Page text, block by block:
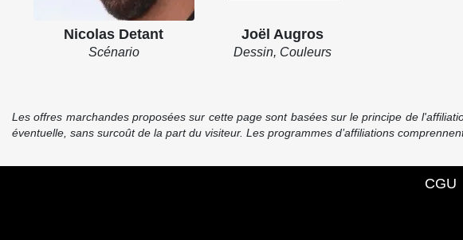
Nicolas Detant
Scénario
Joël Augros
Dessin, Couleurs
Les offres marchandes proposées sur cette page sont basées sur le principe de
éventuelle, sans surcoût de la part du visiteur. Les programmes d’affiliations
CGU